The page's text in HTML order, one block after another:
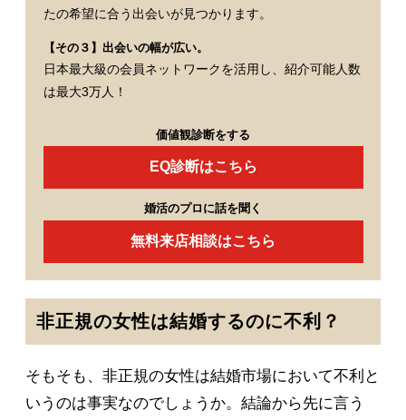
たの希望に合う出会いが見つかります。
【その３】出会いの幅が広い。
日本最大級の会員ネットワークを活用し、紹介可能人数
は最大3万人！
価値観診断をする
EQ診断はこちら
婚活のプロに話を聞く
無料来店相談はこちら
非正規の女性は結婚するのに不利？
そもそも、非正規の女性は結婚市場において不利と
いうのは事実なのでしょうか。結論から先に言う